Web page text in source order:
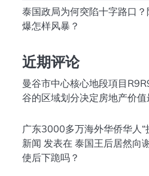
泰国政局为何突陷十字路口
爆怎样风暴？
近期评论
曼谷市中心核心地段項目
谷的区域划分决定房地产价
广东3000多万海外华侨华人
新闻 发表在 泰国王后居然向
使后下跪吗？